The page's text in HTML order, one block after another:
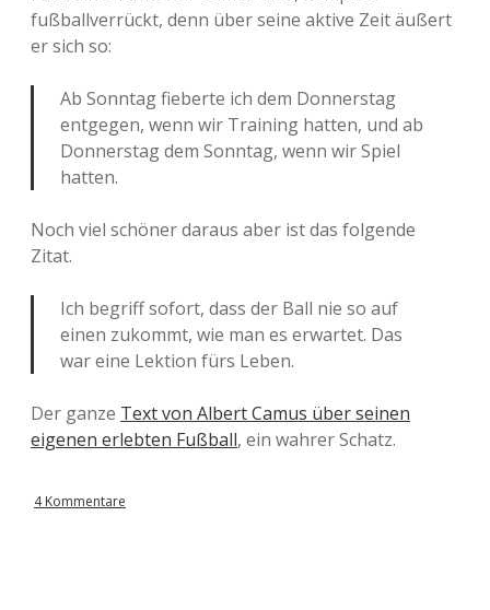
fußballverrückt, denn über seine aktive Zeit äußert
er sich so:
Ab Sonntag fieberte ich dem Donnerstag
entgegen, wenn wir Training hatten, und ab
Donnerstag dem Sonntag, wenn wir Spiel
hatten.
Noch viel schöner daraus aber ist das folgende
Zitat.
Ich begriff sofort, dass der Ball nie so auf
einen zukommt, wie man es erwartet. Das
war eine Lektion fürs Leben.
Der ganze Text von Albert Camus über seinen
eigenen erlebten Fußball, ein wahrer Schatz.
4 Kommentare